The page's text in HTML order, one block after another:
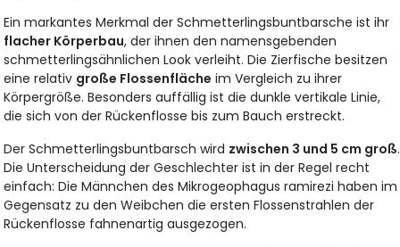
Ein markantes Merkmal der Schmetterlingsbuntbarsche ist ihr
flacher Körperbau, der ihnen den namensgebenden
schmetterlingsähnlichen Look verleiht. Die Zierfische besitzen
eine relativ große Flossenfläche im Vergleich zu ihrer
Körpergröße. Besonders auffällig ist die dunkle vertikale Linie,
die sich von der Rückenflosse bis zum Bauch erstreckt.
Der Schmetterlingsbuntbarsch wird zwischen 3 und 5 cm groß.
Die Unterscheidung der Geschlechter ist in der Regel recht
einfach: Die Männchen des Mikrogeophagus ramirezi haben im
Gegensatz zu den Weibchen die ersten Flossenstrahlen der
Rückenflosse fahnenartig ausgezogen.